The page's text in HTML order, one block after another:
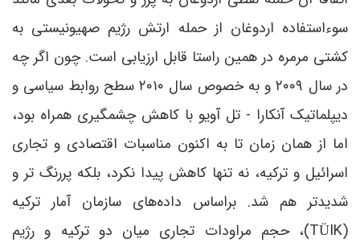
سوءاستفاده اردوغان از حمله ارتش رژیم صهیونیستی به
کشتی مرمره در همین راستا قابل ارزیابی است. چون اگر چه
در سال ۲۰۰۹ و به خصوص سال ۲۰۱۰ سطح روابط سیاسی و
دیپلماتیک آنکارا - تل آویو با کاهش چشمگیری همراه بود،
اما از همان زمان تا به اکنون مناسبات اقتصادی و تجاری
اسرائیل و ترکیه، نه تنها کاهش پیدا نکرد، بلکه پررنگ تر و
شدیدتر هم شد. براساس داده‌های سازمان آمار ترکیه
(TÜIK)، حجم مراودات تجاری میان دو ترکیه و رژیم